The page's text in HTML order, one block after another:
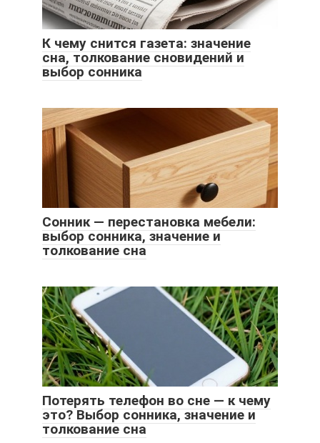
К чему снится газета: значение
сна, толкование сновидений и
выбор сонника
Сонник — перестановка мебели:
выбор сонника, значение и
толкование сна
Потерять телефон во сне — к чему
это? Выбор сонника, значение и
толкование сна